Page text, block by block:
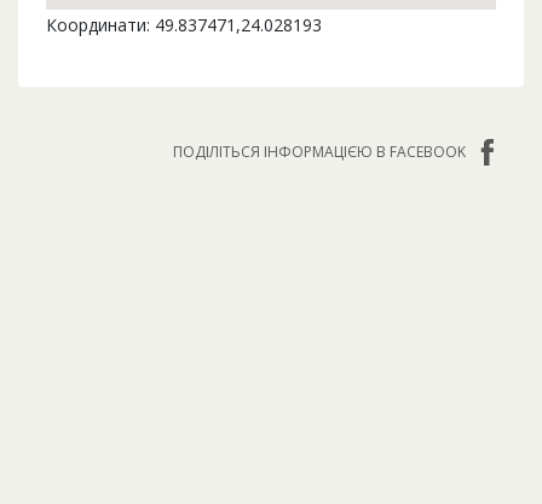
Координати: 49.837471,24.028193
ПОДІЛІТЬСЯ ІНФОРМАЦІЄЮ В FACEBOOK